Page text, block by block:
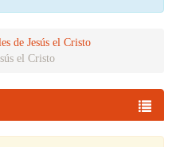
de Jesús el Cristo
el Cristo